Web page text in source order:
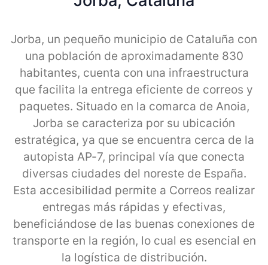
Jorba, un pequeño municipio de Cataluña con
una población de aproximadamente 830
habitantes, cuenta con una infraestructura
que facilita la entrega eficiente de correos y
paquetes. Situado en la comarca de Anoia,
Jorba se caracteriza por su ubicación
estratégica, ya que se encuentra cerca de la
autopista AP-7, principal vía que conecta
diversas ciudades del noreste de España.
Esta accesibilidad permite a Correos realizar
entregas más rápidas y efectivas,
beneficiándose de las buenas conexiones de
transporte en la región, lo cual es esencial en
la logística de distribución.